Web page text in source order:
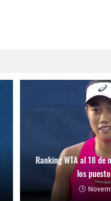
Ranking WTA al 18 de
los